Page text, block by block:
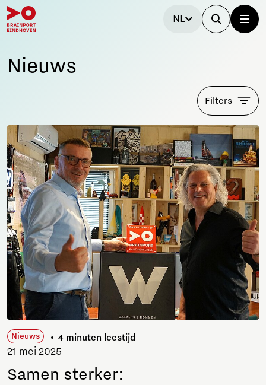
NL
Nieuws
Filters
Nieuws 4 minuten leestijd
21 mei 2025
Samen sterker: